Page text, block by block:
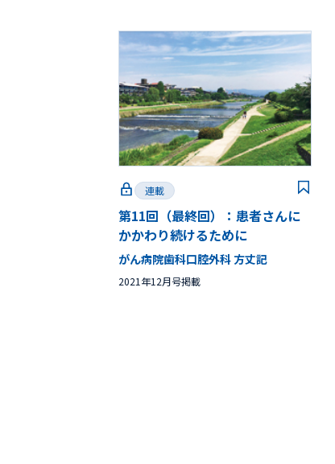
連載
第11回（最終回）：患者さんに
かかわり続けるために
がん病院歯科口腔外科 方丈記
2021年12月号掲載